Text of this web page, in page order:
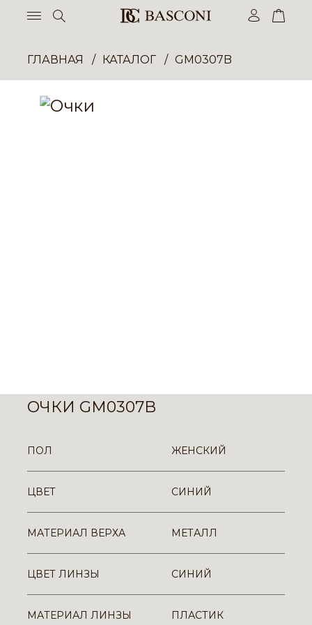
ГЛАВНАЯ КАТАЛОГ GM0307B
ОЧКИ GM0307B
ПОЛ ЖЕНСКИЙ
ЦВЕТ СИНИЙ
МАТЕРИАЛ ВЕРХА МЕТАЛЛ
ЦВЕТ ЛИНЗЫ СИНИЙ
МАТЕРИАЛ ЛИНЗЫ ПЛАСТИК